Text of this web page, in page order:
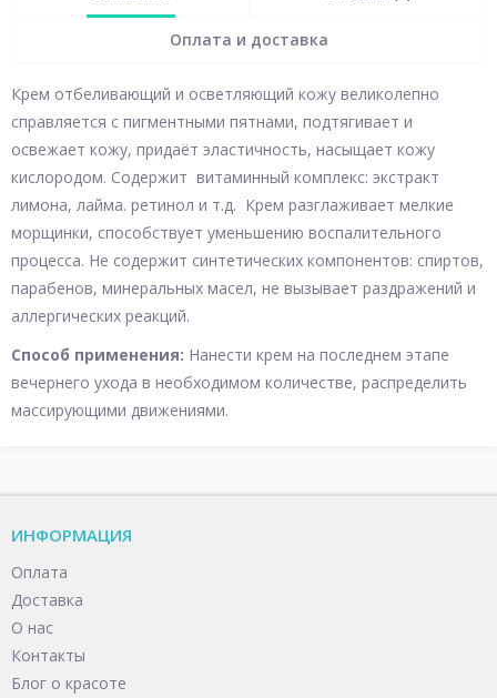
Оплата и доставка
Крем отбеливающий и осветляющий кожу великолепно
справляется с пигментными пятнами, подтягивает и
освежает кожу, придаёт эластичность, насыщает кожу
кислородом. Содержит витаминный комплекс: экстракт
лимона, лайма. ретинол и т.д. Крем разглаживает мелкие
морщинки, способствует уменьшению воспалительного
процесса. Не содержит синтетических компонентов: спиртов,
парабенов, минеральных масел, не вызывает раздражений и
аллергических реакций.
Способ применения: Нанести крем на последнем этапе
вечернего ухода в необходимом количестве, распределить
массирующими движениями.
ИНФОРМАЦИЯ
Оплата
Доставка
О нас
Контакты
Блог о красоте